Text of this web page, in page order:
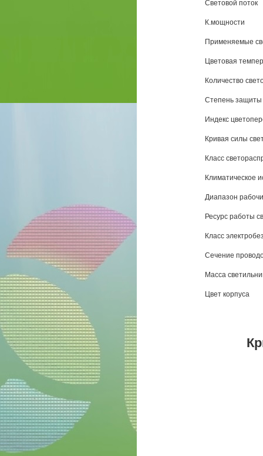
Световой поток
К.мощности
Применяемые
Цветовая
Количество
Степень
Индекс
Кривая силы
Класс
Климатическое
Диапазон
Ресурс работы
Класс
Сечение
Масса
Цвет корпуса